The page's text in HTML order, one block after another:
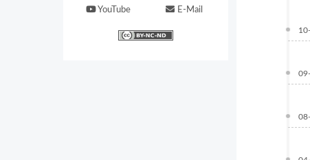
YouTube E-Mail